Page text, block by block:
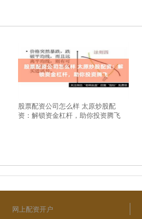
股票配资公司怎么样 太原炒股配
资：解锁资金杠杆，助你投资腾飞
网上配资开户